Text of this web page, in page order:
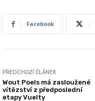
Facebook
PŘEDCHOZÍ ČLÁNEK
Wout Poels má zasloužené
vítězství z předposlední
etapy Vuelty